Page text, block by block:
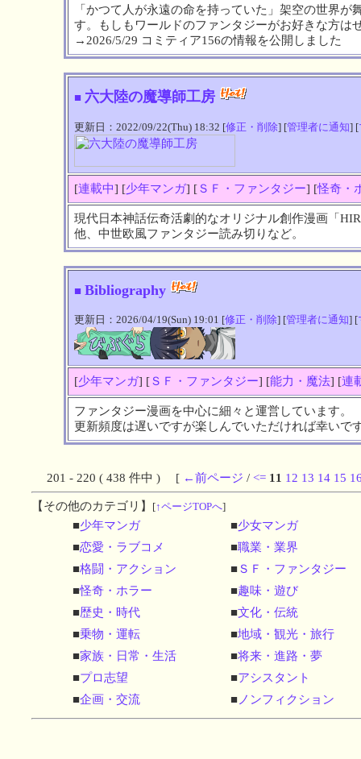
「かつて人が永遠の命を持っていた」架空の世界
す。もしもワールドのファンタジーがお好きな方は
→2026/5/29 コミティア156の情報を公開しました
■ 六大陸の魔導師工房
更新日：2022/09/22(Thu) 18:32 [修正・削除] [管理者に通知] [
[連載中] [少年マンガ] [ＳＦ・ファンタジー] [怪奇・
現代日本神話伝奇活劇的なオリジナル創作漫画「
他、中世欧風ファンタジー読み切りなど。
■ Bibliography
更新日：2026/04/19(Sun) 19:01 [修正・削除] [管理者に通知] [
[少年マンガ] [ＳＦ・ファンタジー] [能力・魔法] [連
ファンタジー漫画を中心に細々と運営しています。
更新頻度は遅いですが楽しんでいただければ幸いで
201 - 220 ( 438 件中 ) [ ←前ページ /<= 11 12 13 14 15
【その他のカテゴリ】 [↑ページTOPへ]
■少年マンガ ■少女マンガ
■恋愛・ラブコメ ■職業・業界
■格闘・アクション ■ＳＦ・ファンタジー
■怪奇・ホラー ■趣味・遊び
■歴史・時代 ■文化・伝統
■乗物・運転 ■地域・観光・旅行
■家族・日常・生活 ■将来・進路・夢
■プロ志望 ■アシスタント
■企画・交流 ■ノンフィクション